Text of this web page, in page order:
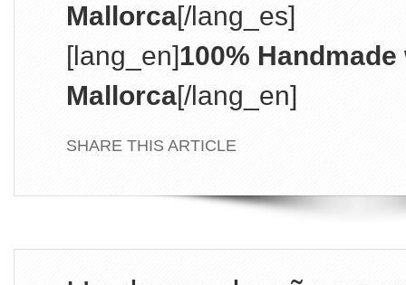
Mallorca[/lang_es]
[lang_en]100%
Mallorca[/lang_en]
SHARE THIS ARTICLE